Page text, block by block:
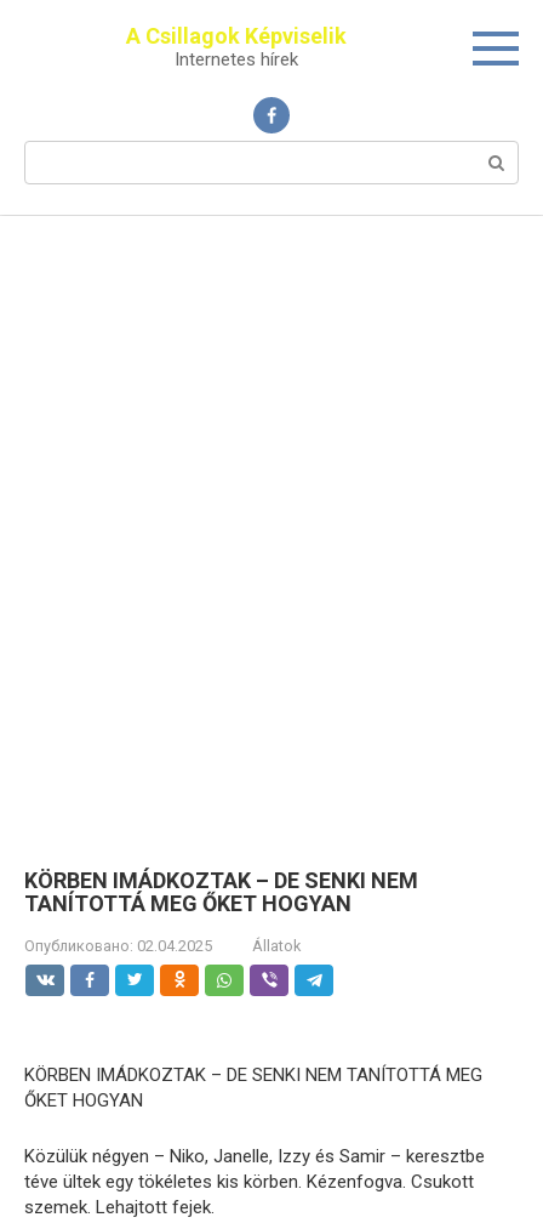
A Csillagok Képviselik
Internetes hírek
Поиск:
KÖRBEN IMÁDKOZTAK – DE SENKI NEM
TANÍTOTTÁ MEG ŐKET HOGYAN
Опубликовано: 02.04.2025 Állatok
KÖRBEN IMÁDKOZTAK – DE SENKI NEM TANÍTOTTÁ MEG
ŐKET HOGYAN
Közülük négyen – Niko, Janelle, Izzy és Samir – keresztbe
téve ültek egy tökéletes kis körben. Kézenfogva. Csukott
szemek. Lehajtott fejek.